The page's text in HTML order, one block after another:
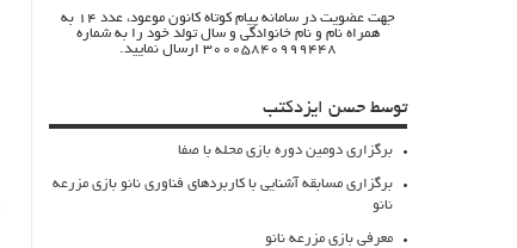
جهت عضویت در سامانه پیام کوتاه کانون موعود، عدد 14 به
همراه نام و نام خانوادگی و سال تولد خود را به شماره
30005840999448 ارسال نمایید.
توسط حسن ایزدکتب
برگزاری دومین دوره بازی محله با صفا
برگزاری مسابقه آشنایی با کاربردهای فناوری نانو بازی مزرعه
نانو
معرفی بازی مزرعه نانو